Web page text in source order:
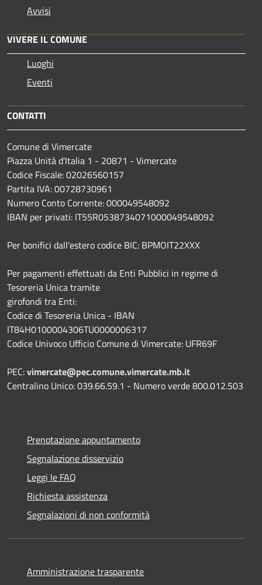
Avvisi
VIVERE IL COMUNE
Luoghi
Eventi
CONTATTI
Comune di Vimercate
Piazza Unità d'Italia 1 - 20871 - Vimercate
Codice Fiscale: 02026560157
Partita IVA: 00728730961
Numero Conto Corrente: 000049548092
IBAN per privati: IT55R0538734071000049548092
Per bonifici dall'estero codice BIC: BPMOIT22XXX
Per pagamenti effettuati da Enti Pubblici in regime di
Tesoreria Unica tramite
girofondi tra Enti:
Codice di Tesoreria Unica - IBAN
IT84H0100004306TU0000006317
Codice Univoco Ufficio Comune di Vimercate: UFR69F
PEC:vimercate@pec.comune.vimercate.mb.it
Centralino Unico: 039.66.59.1 - Numero verde 800.012.503
Prenotazione appuntamento
Segnalazione disservizio
Leggi le FAQ
Richiesta assistenza
Segnalazioni di non conformità
Amministrazione trasparente